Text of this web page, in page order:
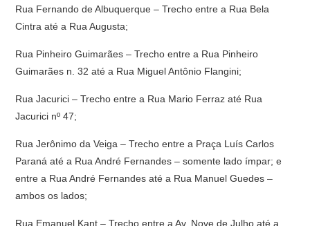
Rua Fernando de Albuquerque – Trecho entre a Rua Bela
Cintra até a Rua Augusta;
Rua Pinheiro Guimarães – Trecho entre a Rua Pinheiro
Guimarães n. 32 até a Rua Miguel Antônio Flangini;
Rua Jacurici – Trecho entre a Rua Mario Ferraz até Rua
Jacurici nº 47;
Rua Jerônimo da Veiga – Trecho entre a Praça Luís Carlos
Paraná até a Rua André Fernandes – somente lado ímpar; e
entre a Rua André Fernandes até a Rua Manuel Guedes –
ambos os lados;
Rua Emanuel Kant – Trecho entre a Av. Nove de Julho até a